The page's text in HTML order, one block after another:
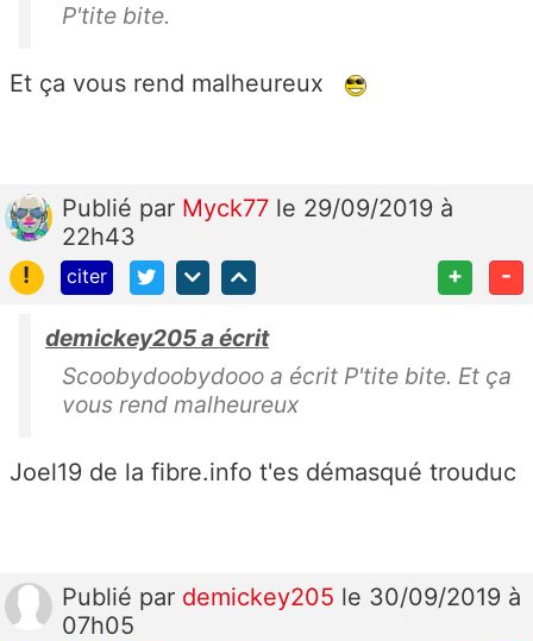
P'tite bite.
Et ça vous rend malheureux
Publié par Myck77 le 29/09/2019 à
22h43
!
citer + -
demickey205 a écrit
Scoobydoobydooo a écrit P'tite bite. Et ça
vous rend malheureux
Joel19 de la fibre.info t'es démasqué trouduc
Publié par demickey205 le 30/09/2019 à
07h05